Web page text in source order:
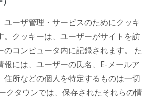
ユーザ管理・サービスのためにクッキ
。クッキーは、ユーザーがサイトを訪
のコンピュータ内に記録されます。 た
報には、ユーザーの氏名、E-メールア
住所などの個人を特定するものは一切
クタウンでは、保存されたそれらの情